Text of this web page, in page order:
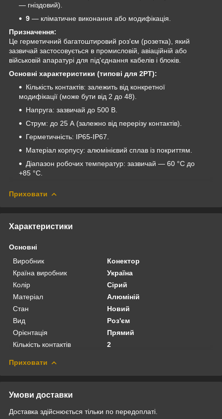
— гніздовий).
9 — кліматичне виконання або модифікація.
Призначення:
Це герметичний багатоштировий роз'єм (розетка), який
зазвичай застосовується в промисловій, авіаційній або
військовій апаратурі для під'єднання кабелів і блоків.
Основні характеристики (типові для 2РТ):
Кількість контактів: залежить від конкретної
модифікації (може бути від 2 до 48).
Напруга: зазвичай до 500 В.
Струм: до 25 А (залежно від перерізу контактів).
Герметичність: IP65-IP67.
Матеріал корпусу: алюмінієвий сплав із покриттям.
Діапазон робочих температур: зазвичай — 60 °C до
+85 °C.
Приховати
Характеристики
Основні
Виробник
Конектор
Країна виробник
Україна
Колір
Сірий
Матеріал
Алюміній
Стан
Новий
Вид
Роз'єм
Орієнтація
Прямий
Кількість контактів
2
Приховати
Умови доставки
Доставка здійснюється тільки по передоплаті.